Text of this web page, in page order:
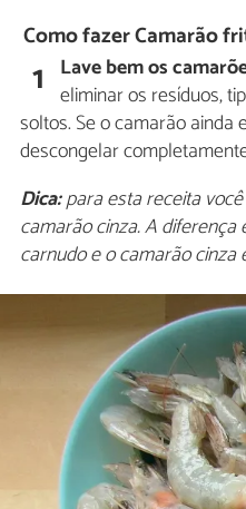
Como fazer Camarão
1 Lave bem os
eliminar os resíduos,
soltos. Se o camarão
descongelar
Dica:para esta receita
camarão cinza. A
carnudo e o camarão cinza